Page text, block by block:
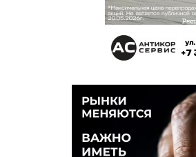
12 июня 2025 в 17:34:
Кто про что, а вшивый про
чиновники действительно
что молодёжь только и
выходные и праздники,
вдоволь наесться шаурмы
сёрьёзно, или держите
региона, где нет жилья и
оплачиваемой работы, а
о которой писал
закалялась сталь», и